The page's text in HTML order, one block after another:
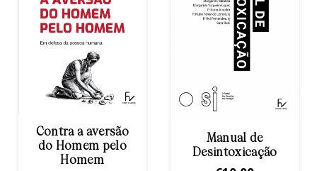
Manual de
Desintoxicação
Eugénia Kraft
€12,00